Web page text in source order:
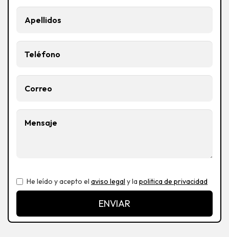
He leído y acepto el aviso legal y la politica de privacidad
ENVIAR